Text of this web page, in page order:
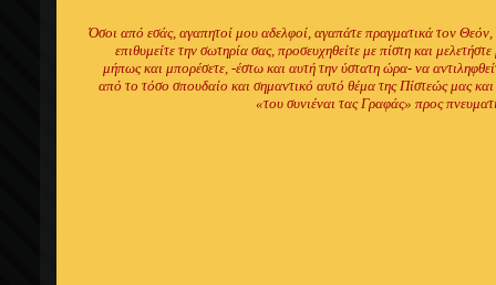
Όσοι από εσάς, αγαπητοί μου αδελφοί, αγαπάτε πραγματικά τον Θεόν,
επιθυμείτε την σωτηρία σας, προσευχηθείτε με πίστη και
μήπως και μπορέσετε, -έστω και αυτή την ύστατη ώρα- να
από το τόσο σπουδαίο και σημαντικό αυτό θέμα της Πίστεώς μας και
«του συνιέναι τας Γραφάς» προς